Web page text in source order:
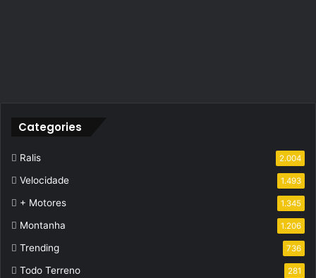
Categories
Ralis 2.004
Velocidade 1.493
+ Motores 1.345
Montanha 1.206
Trending 736
Todo Terreno 281